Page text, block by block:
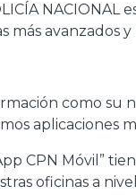
más
como su
aplicaciones
CPN Móvil”
oficinas a